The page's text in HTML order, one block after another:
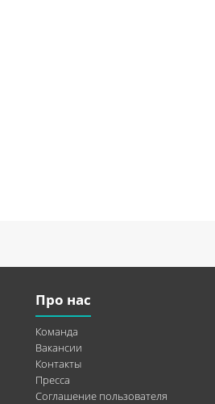
Про нас
Команда
Вакансии
Контакты
Пресса
Соглашение пользователя